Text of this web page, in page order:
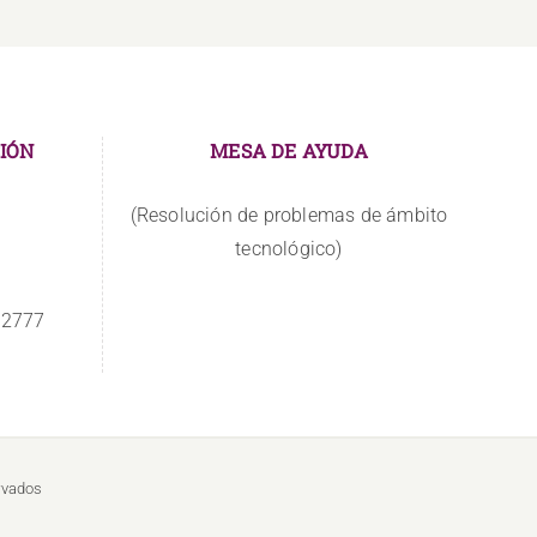
MESA DE AYUDA
(Resolución de problemas de ámbito
tecnológico)